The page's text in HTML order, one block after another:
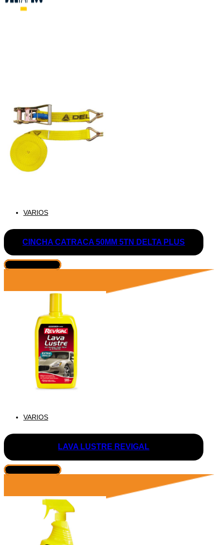
VARIOS
CINCHA CATRACA 50MM 5TN DELTA PLUS
VER PRODUCTO
VARIOS
LAVA LUSTRE REVIGAL
VER PRODUCTO